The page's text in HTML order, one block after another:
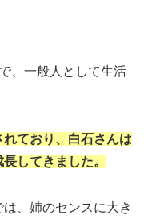
、一般人として生活
ており、白石さんは
してきました。
、姉のセンスに大き